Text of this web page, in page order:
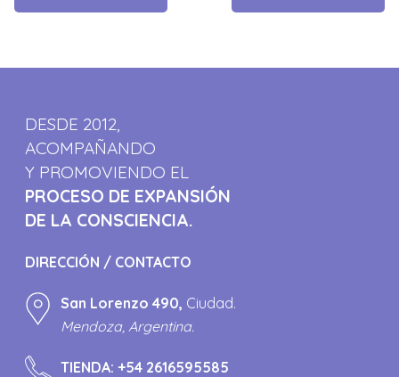
DESDE 2012,
ACOMPAÑANDO
Y PROMOVIENDO EL
PROCESO DE EXPANSIÓN
DE LA CONSCIENCIA.
DIRECCIÓN / CONTACTO
San Lorenzo 490, Ciudad.
Mendoza, Argentina.
TIENDA:+54 2616595585